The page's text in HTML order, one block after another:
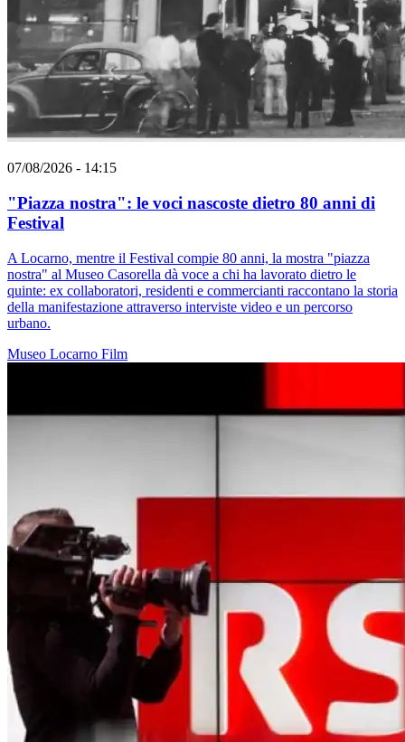
07/08/2026 - 14:15
"Piazza nostra": le voci nascoste dietro 80 anni di
Festival
A Locarno, mentre il Festival compie 80 anni, la mostra "piazza
nostra" al Museo Casorella dà voce a chi ha lavorato dietro le
quinte: ex collaboratori, residenti e commercianti raccontano la storia
della manifestazione attraverso interviste video e un percorso
urbano.
Museo Locarno Film